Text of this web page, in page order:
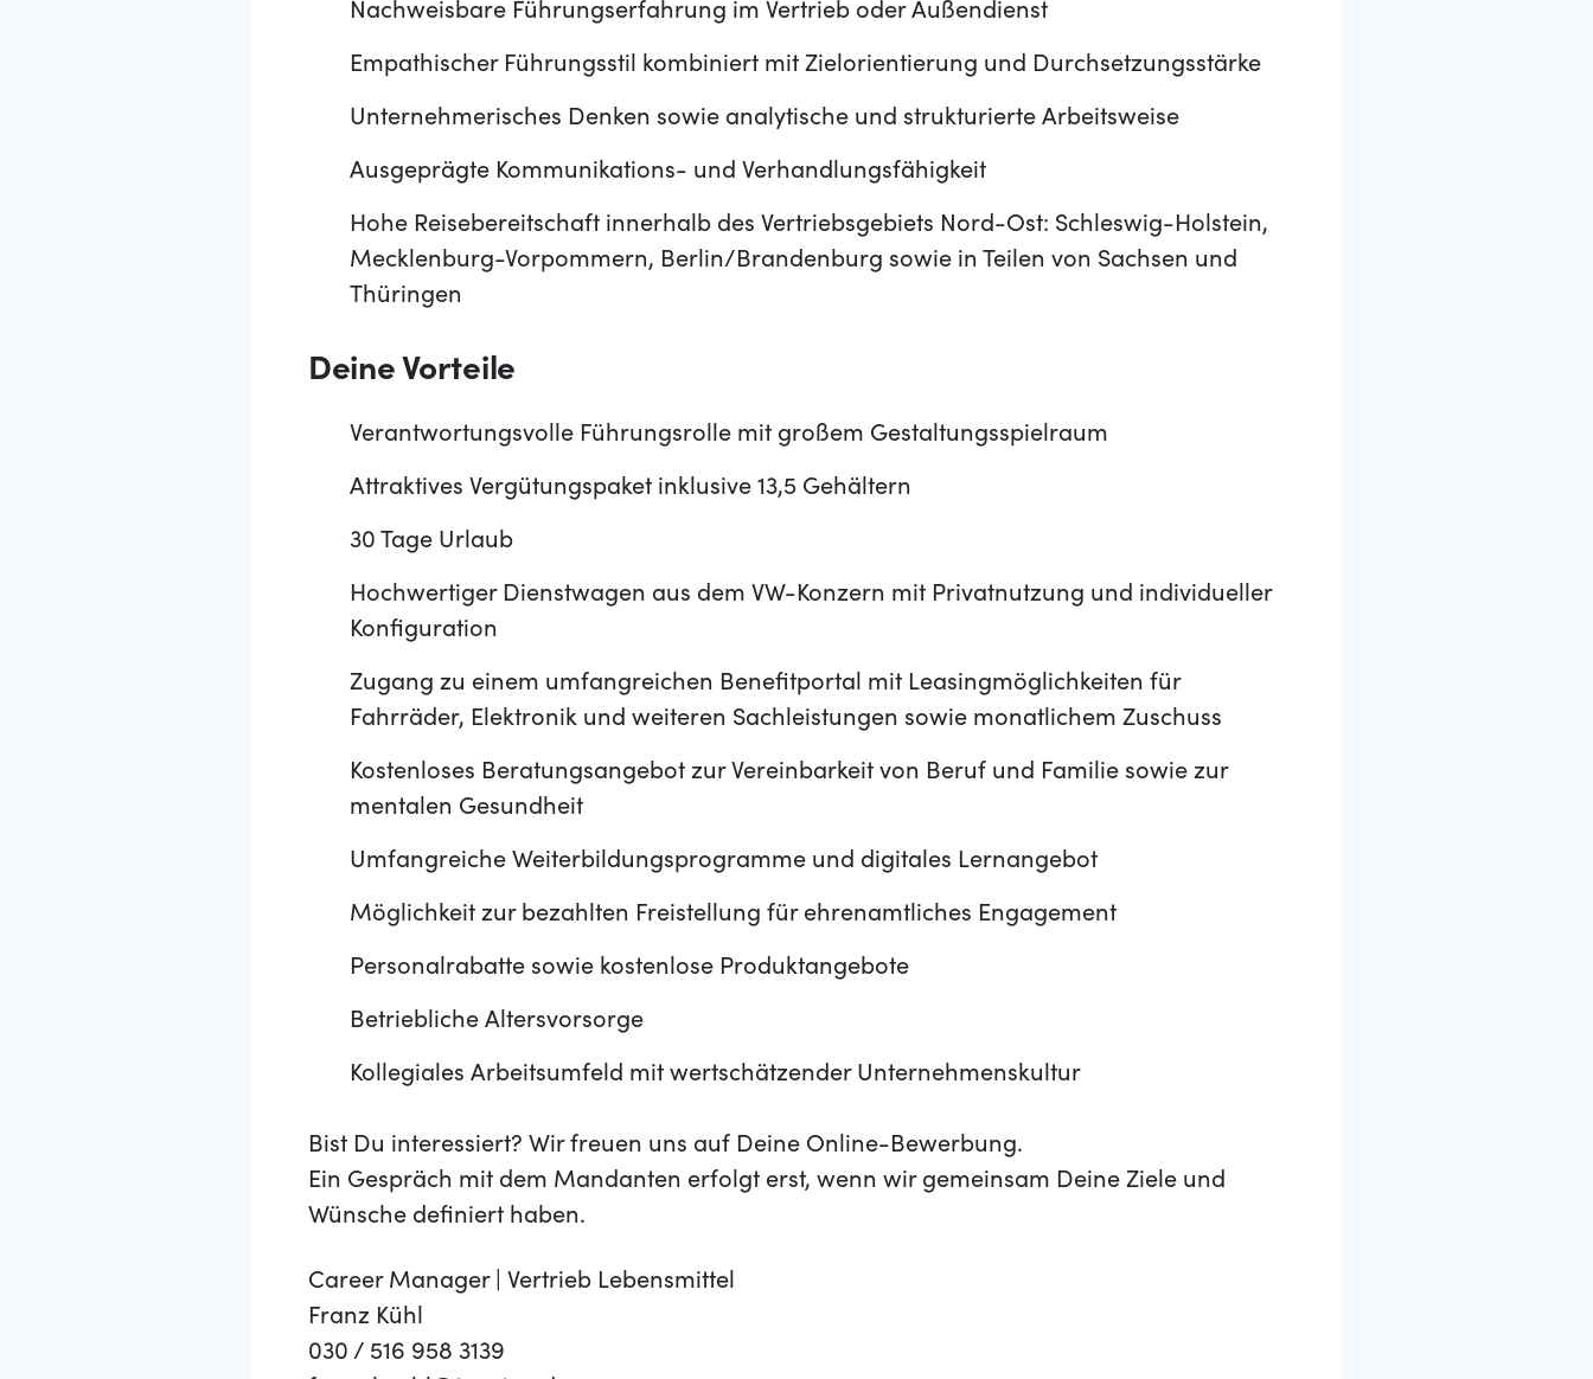
Nachweisbare Führungserfahrung im Vertrieb oder Außendienst
Empathischer Führungsstil kombiniert mit Zielorientierung und Durchsetzungsstärke
Unternehmerisches Denken sowie analytische und strukturierte Arbeitsweise
Ausgeprägte Kommunikations- und Verhandlungsfähigkeit
Hohe Reisebereitschaft innerhalb des Vertriebsgebiets Nord-Ost: Schleswig-Holstein,
Mecklenburg-Vorpommern, Berlin/Brandenburg sowie in Teilen von Sachsen und
Thüringen
Deine Vorteile
Verantwortungsvolle Führungsrolle mit großem Gestaltungsspielraum
Attraktives Vergütungspaket inklusive 13,5 Gehältern
30 Tage Urlaub
Hochwertiger Dienstwagen aus dem VW-Konzern mit Privatnutzung und individueller
Konfiguration
Zugang zu einem umfangreichen Benefitportal mit Leasingmöglichkeiten für
Fahrräder, Elektronik und weiteren Sachleistungen sowie monatlichem Zuschuss
Kostenloses Beratungsangebot zur Vereinbarkeit von Beruf und Familie sowie zur
mentalen Gesundheit
Umfangreiche Weiterbildungsprogramme und digitales Lernangebot
Möglichkeit zur bezahlten Freistellung für ehrenamtliches Engagement
Personalrabatte sowie kostenlose Produktangebote
Betriebliche Altersvorsorge
Kollegiales Arbeitsumfeld mit wertschätzender Unternehmenskultur
Bist Du interessiert? Wir freuen uns auf Deine Online-Bewerbung.
Ein Gespräch mit dem Mandanten erfolgt erst, wenn wir gemeinsam Deine Ziele und
Wünsche definiert haben.
Career Manager | Vertrieb Lebensmittel
Franz Kühl
030 / 516 958 3139